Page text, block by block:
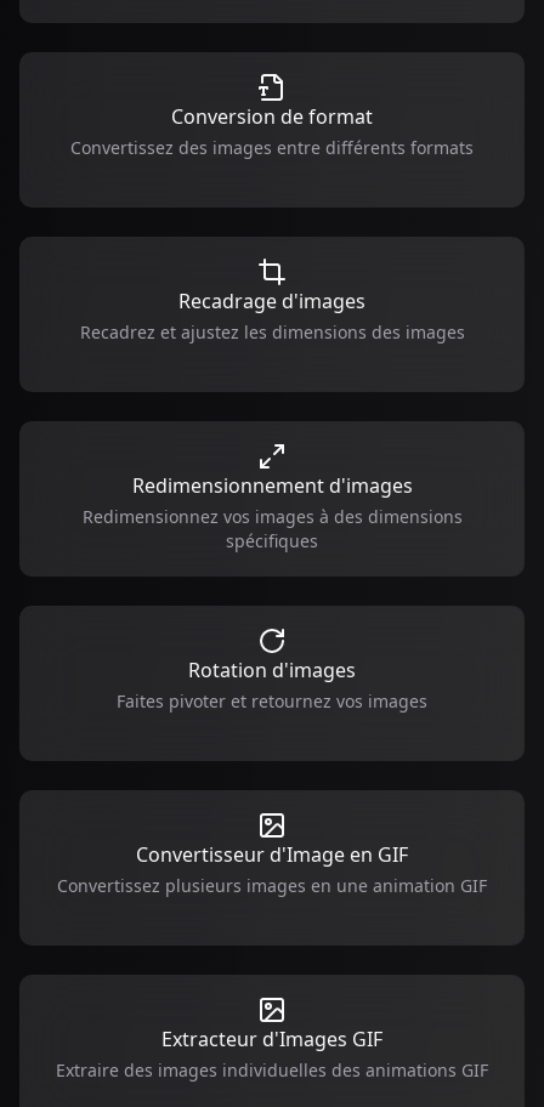
Conversion de format
Convertissez des images entre différents formats
Recadrage d'images
Recadrez et ajustez les dimensions des images
Redimensionnement d'images
Redimensionnez vos images à des dimensions
spécifiques
Rotation d'images
Faites pivoter et retournez vos images
Convertisseur d'Image en GIF
Convertissez plusieurs images en une animation GIF
Extracteur d'Images GIF
Extraire des images individuelles des animations GIF